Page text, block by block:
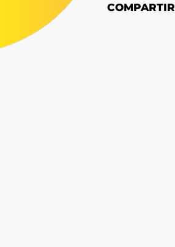
COMPARTIR